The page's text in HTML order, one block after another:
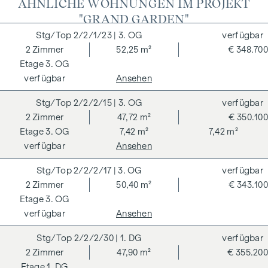
Energieeffizienz und Regionalität wichtige Faktoren.
werden unabhängig nach den Kriterien der Deutschen
Gesellschaft für Nachhaltiges Bauen (DGNB) zertifiziert und
eine EU-Taxonomie-Verifikation wird angestrebt. Im
Mittelpunkt des GRAND GARDENS stehen die Erschaffung
von nachhaltigem Lebensraum und das Wohlbefinden der
zukünftigen BewohnerInnen. Unabhängige Zertifizierungen
machen eine gesamtheitliche Nachhaltigkeitsstrategie
transparent. Der Käufer einer DGNB (Deutsche Gesellschaft
für Nachhaltiges Bauen) zertifizierten Eigentumswohnung
profitiert von verschiedenen Vorteilen, die sich auf
ökologische, ökonomische und soziokulturelle Aspekte
erstrecken. Auf der nächsten Seite finden Sie einige der
Kernvorteile.
NEBENKOSTEN
Der guten Ordnung halber halten wir fest, dass, sofern im
ÄHNLICHE WOHNUNGEN IM PROJEKT
"GRAND GARDEN"
2/2/1/23 | 3. OG
3. OG
2Zimmer 52,25 m² € 348.700
verfügbar
verfügbar
Ansehen
2/2/2/15 | 3. OG
3. OG
2Zimmer
47,72 m²
7,42 m²
7,42 m²
€ 350.100
verfügbar
verfügbar
Ansehen
2/2/2/17 | 3. OG
3. OG
2Zimmer 50,40 m² € 343.100
verfügbar
verfügbar
Ansehen
2/2/2/30 | 1. DG
2Zimmer 47,90 m² € 355.200
verfügbar